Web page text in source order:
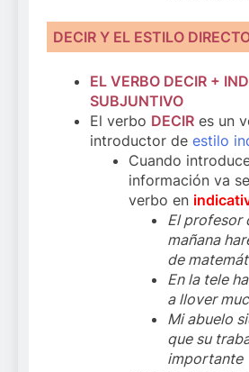
DECIRY EL ESTILO
EL VERBO DECIR +
SUBJUNTIVO
El verbo DECIR es un
introductor de estilo
Cuando
información va
verbo en
El profesor
mañana
de
En la tele
a llover
Mi abuelo
que su
importante